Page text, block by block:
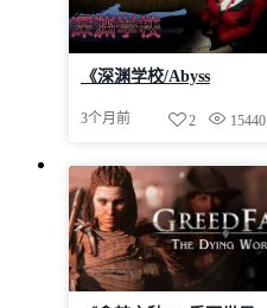
《深渊学校/Abyss
23193880官中免安装-简
3个月前 15440
2